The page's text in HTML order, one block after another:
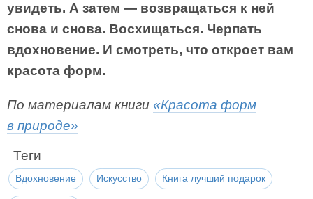
увидеть. А затем — возвращаться к ней
снова и снова. Восхищаться. Черпать
вдохновение. И смотреть, что откроет вам
красота форм.
По материалам книги «Красота форм
в природе»
Теги
Вдохновение Искусство Книга лучший подарок